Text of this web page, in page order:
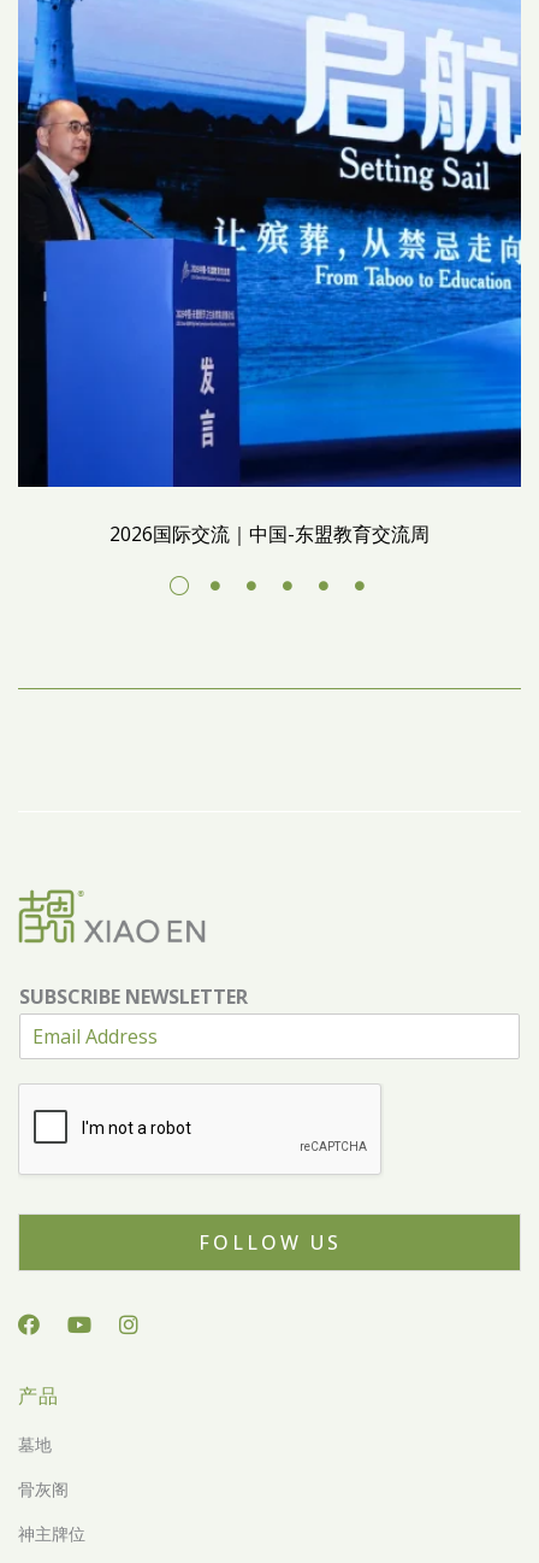
2026国际交流｜中国-东盟教育交流周
SUBSCRIBE NEWSLETTER
FOLLOW US
产品
墓地
骨灰阁
神主牌位